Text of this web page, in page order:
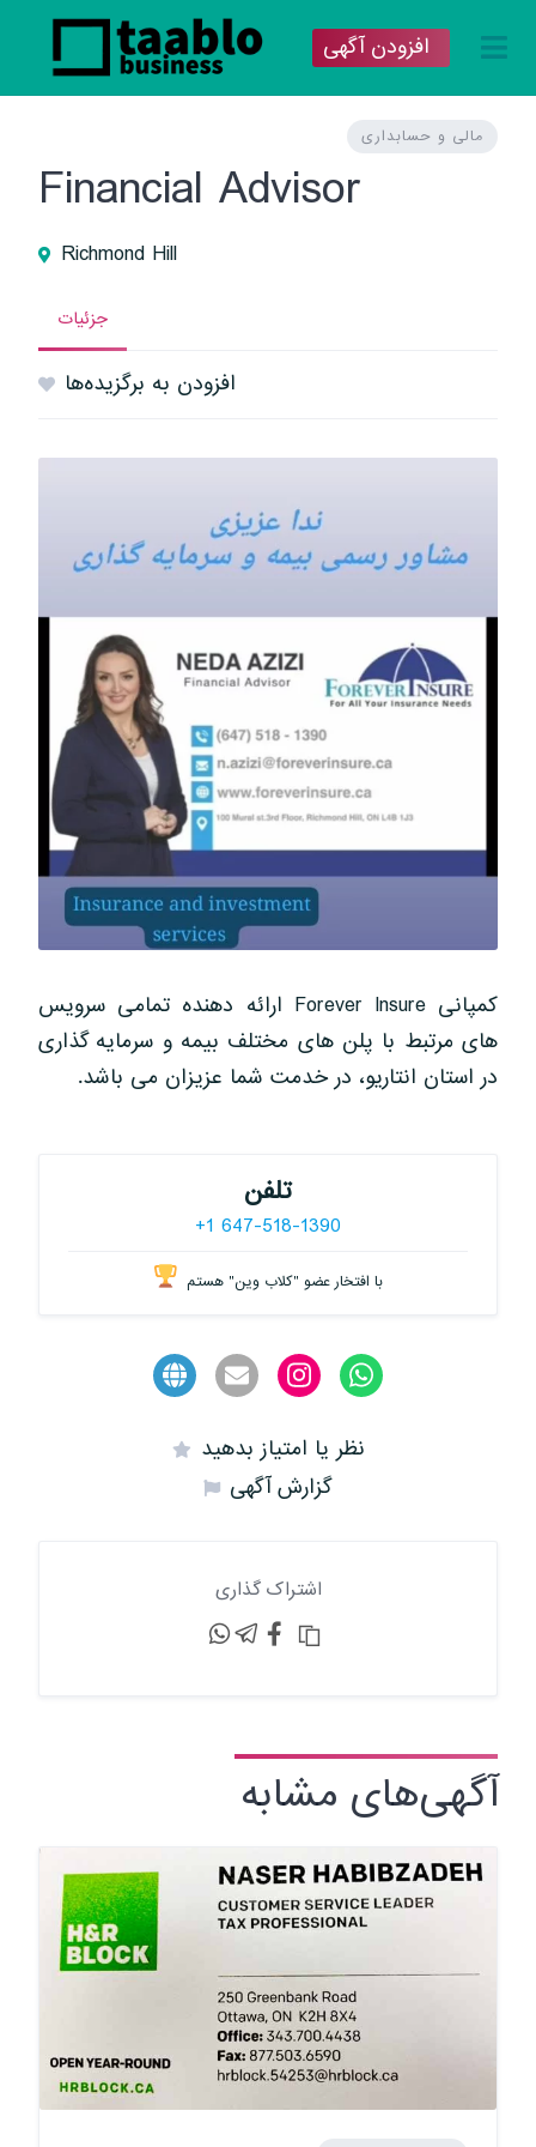
افزودن آگهی
مالی و حسابداری
Financial Advisor
Richmond Hill
جزئیات
افزودن به برگزیده‌ها
کمپانی Forever Insure ارائه دهنده تمامی سرویس
های مرتبط با پلن های مختلف بیمه و سرمایه گذاری
در استان انتاریو، در خدمت شما عزیزان می باشد.
تلفن
+1 647-518-1390
با افتخار عضو "کلاب وین" هستم
نظر یا امتیاز بدهید
گزارش آگهی
اشتراک گذاری
آگهی‌های مشابه